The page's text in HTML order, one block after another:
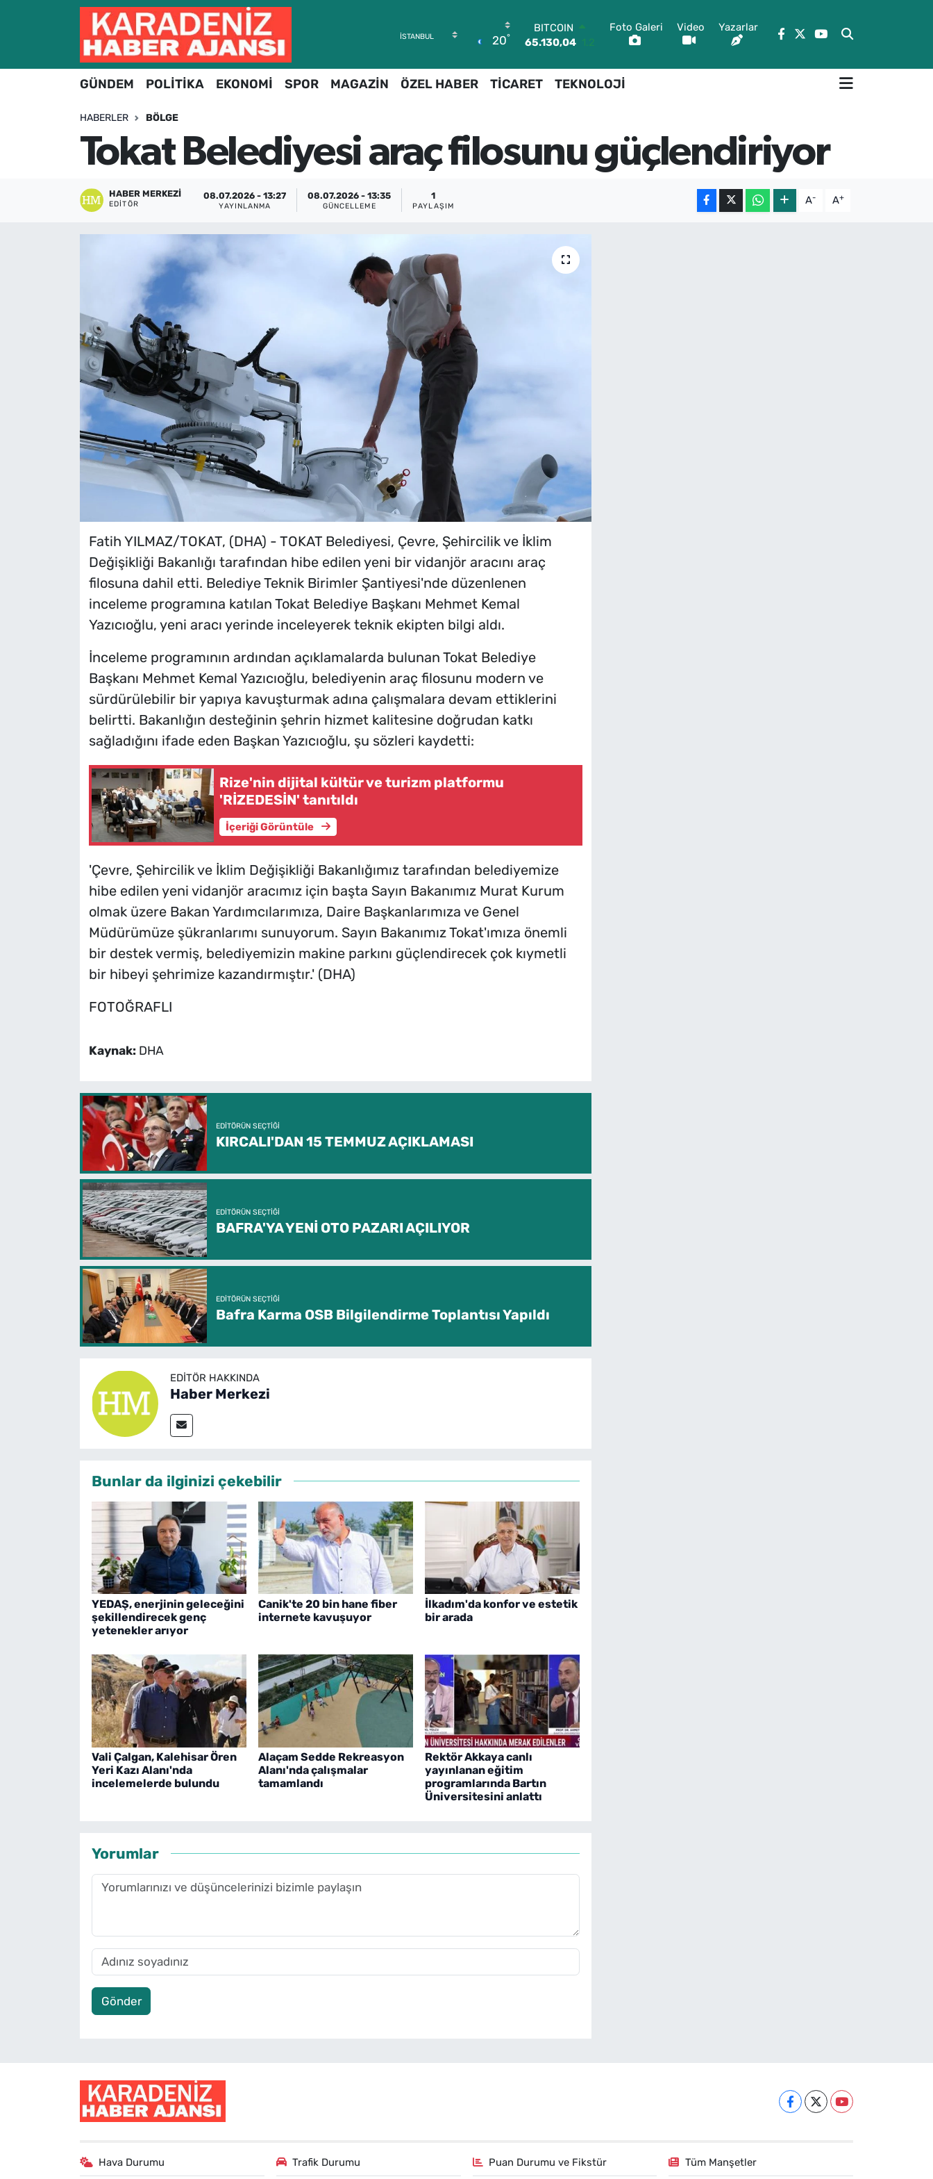
20°
BITCOIN
65.130,04 1.2
47,7106 0.17
EURO
GRAM ALTIN
6648.99 2.59
Foto Galeri Video Yazarlar
GÜNDEM POLİTİKA EKONOMİ SPOR MAGAZİN ÖZEL HABER TİCARET TEKNOLOJİ
HABERLER BÖLGE
Tokat Belediyesi araç filosunu güçlendiriyor
HABER MERKEZI
EDITÖR
08.07.2026 - 13:27
YAYINLANMA
08.07.2026 - 13:35
GÜNCELLEME
1
PAYLAŞIM A- A+
Fatih YILMAZ/TOKAT, (DHA) - TOKAT Belediyesi, Çevre, Şehircilik ve İklim
Değişikliği Bakanlığı tarafından hibe edilen yeni bir vidanjör aracını araç
filosuna dahil etti. Belediye Teknik Birimler Şantiyesi'nde düzenlenen
inceleme programına katılan Tokat Belediye Başkanı Mehmet Kemal
Yazıcıoğlu, yeni aracı yerinde inceleyerek teknik ekipten bilgi aldı.
İnceleme programının ardından açıklamalarda bulunan Tokat Belediye
Başkanı Mehmet Kemal Yazıcıoğlu, belediyenin araç filosunu modern ve
sürdürülebilir bir yapıya kavuşturmak adına çalışmalara devam ettiklerini
belirtti. Bakanlığın desteğinin şehrin hizmet kalitesine doğrudan katkı
sağladığını ifade eden Başkan Yazıcıoğlu, şu sözleri kaydetti:
Rize'nin dijital kültür ve turizm platformu
'RİZEDESİN' tanıtıldı
İçeriği Görüntüle
'Çevre, Şehircilik ve İklim Değişikliği Bakanlığımız tarafından belediyemize
hibe edilen yeni vidanjör aracımız için başta Sayın Bakanımız Murat Kurum
olmak üzere Bakan Yardımcılarımıza, Daire Başkanlarımıza ve Genel
Müdürümüze şükranlarımı sunuyorum. Sayın Bakanımız Tokat'ımıza önemli
bir destek vermiş, belediyemizin makine parkını güçlendirecek çok kıymetli
bir hibeyi şehrimize kazandırmıştır.' (DHA)
FOTOĞRAFLI
Kaynak: DHA
EDITÖRÜN SEÇTIĞI
KIRCALI'DAN 15 TEMMUZ AÇIKLAMASI
EDITÖRÜN SEÇTIĞI
BAFRA'YA YENİ OTO PAZARI AÇILIYOR
EDITÖRÜN SEÇTIĞI
Bafra Karma OSB Bilgilendirme Toplantısı Yapıldı
EDITÖR HAKKINDA
Haber Merkezi
Bunlar da ilginizi çekebilir
YEDAŞ, enerjinin geleceğini
şekillendirecek genç
yetenekler arıyor
Canik'te 20 bin hane fiber
internete kavuşuyor
İlkadım'da konfor ve estetik
bir arada
Vali Çalgan, Kalehisar Ören
Yeri Kazı Alanı'nda
incelemelerde bulundu
Alaçam Sedde Rekreasyon
Alanı'nda çalışmalar
tamamlandı
Rektör Akkaya canlı
yayınlanan eğitim
programlarında Bartın
Üniversitesini anlattı
Yorumlar
Gönder
Hava Durumu Trafik Durumu Puan Durumu ve Fikstür Tüm Manşetler
Hava Durumu
Trafik Durumu
Süper Lig Puan Durumu ve Fikstür
Tüm Manşetler
Son Dakika Haberleri